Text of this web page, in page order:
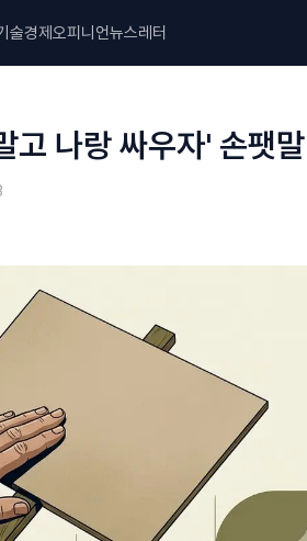
술경제오피니언뉴스레터
고 나랑 싸우자' 손팻말